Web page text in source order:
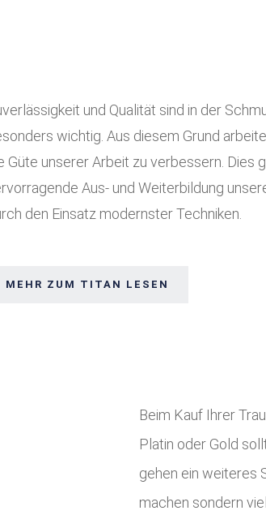
und Qualität sind in der
wichtig. Aus diesem Grund
Güte unserer Arbeit zu verbessern. Dies
Aus- und Weiterbildung
den Einsatz modernster Techniken.
MEHR ZUM TITAN LESEN
Beim Kauf Ihrer
Platin oder Gold
gehen ein weiteres
machen sondern